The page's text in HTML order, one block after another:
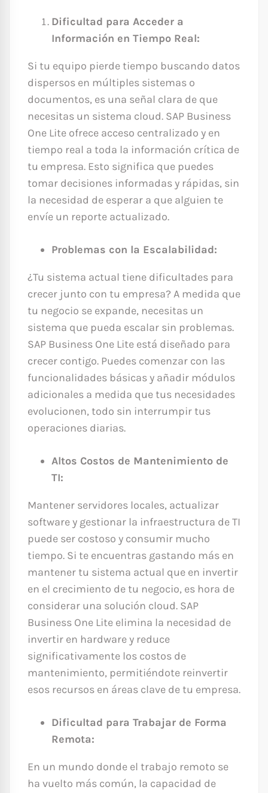
Dificultad para Acceder a
Información en Tiempo Real:
Si tu equipo pierde tiempo buscando datos
dispersos en múltiples sistemas o
documentos, es una señal clara de que
necesitas un sistema cloud. SAP Business
One Lite ofrece acceso centralizado y en
tiempo real a toda la información crítica de
tu empresa. Esto significa que puedes
tomar decisiones informadas y rápidas, sin
la necesidad de esperar a que alguien te
envíe un reporte actualizado.
Problemas con la Escalabilidad:
¿Tu sistema actual tiene dificultades para
crecer junto con tu empresa? A medida que
tu negocio se expande, necesitas un
sistema que pueda escalar sin problemas.
SAP Business One Lite está diseñado para
crecer contigo. Puedes comenzar con las
funcionalidades básicas y añadir módulos
adicionales a medida que tus necesidades
evolucionen, todo sin interrumpir tus
operaciones diarias.
Altos Costos de Mantenimiento de
TI:
Mantener servidores locales, actualizar
software y gestionar la infraestructura de TI
puede ser costoso y consumir mucho
tiempo. Si te encuentras gastando más en
mantener tu sistema actual que en invertir
en el crecimiento de tu negocio, es hora de
considerar una solución cloud. SAP
Business One Lite elimina la necesidad de
invertir en hardware y reduce
significativamente los costos de
mantenimiento, permitiéndote reinvertir
esos recursos en áreas clave de tu empresa.
Dificultad para Trabajar de Forma
Remota:
En un mundo donde el trabajo remoto se
ha vuelto más común, la capacidad de